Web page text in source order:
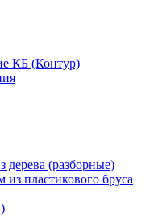
КБ (Контур)
дерева (разборные)
из пластикового бруса